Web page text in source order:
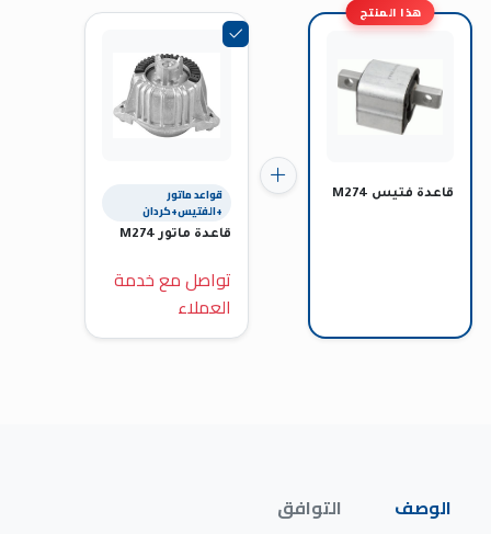
هذا المنتج
قاعدة فتيس M274
قواعد ماتور
+الفتيس+كردان
قاعدة ماتور M274
تواصل مع خدمة
العملاء
الوصف التوافق